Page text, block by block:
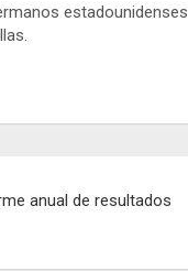
anual de resultados